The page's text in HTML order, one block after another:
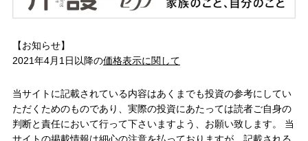
【お知らせ】
2021年4月1日以降の価格表示に関して
当サイトに記載されている内容はあくまでも投資の参考にしてい
ただくためのものであり、実際の投資にあたっては読者ご自身の
判断と責任において行って下さいますよう、お願い致します。 当